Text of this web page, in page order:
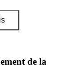
de la